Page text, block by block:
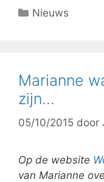
Categorieën
Nieuws
Marianne
zijn…
05/10/2015 door
Op de website
van Marianne